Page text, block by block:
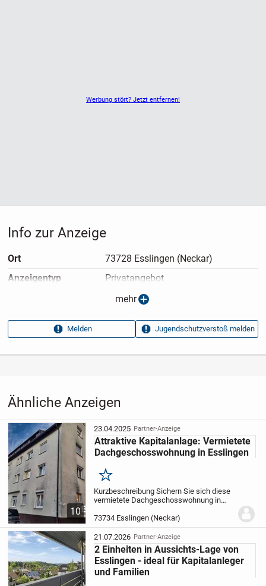
Werbung stört? Jetzt entfernen!
Ähnliche Anzeigen
10
23.04.2025 Partner-Anzeige
Attraktive Kapitalanlage: Vermietete
Dachgeschosswohnung in Esslingen
Merken
Kurzbeschreibung Sichern Sie sich diese
vermietete Dachgeschosswohnung in
von einer soliden Kapitalanlage mit
nachhaltigem Ertragspotenzial! Objekt
Diese...
73734 Esslingen (Neckar)
21.07.2026 Partner-Anzeige
2 Einheiten in Aussichts-Lage von
Esslingen - ideal für Kapitalanleger
und Familien
Info zur Anzeige
Ort
73728 Esslingen (Neckar)
Anzeigen­typ
Privatangebot
02.05.2026
Aufrufe dieser
15
mehr
Melden Jugendschutzverstoß melden